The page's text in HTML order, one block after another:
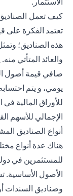
كيف تعمل
تعتمد الفكرة على
هذه الصناديق؛
والعائد المتأتي
يومي، و يتم
للأوراق المالية
الإجمالي للأسهم
أنواع الصناديق
هناك عدة أنواع
للمستثمرين في
الأصول الأساسية.
وصناديق السندات